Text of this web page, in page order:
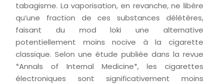
tabagisme. La vaporisation, en revanche, ne libère
qu’une fraction de ces substances délétères,
faisant du mod loki une alternative
potentiellement moins nocive à la cigarette
classique. Selon une étude publiée dans la revue
*Annals of Internal Medicine*, les cigarettes
électroniques sont significativement moins